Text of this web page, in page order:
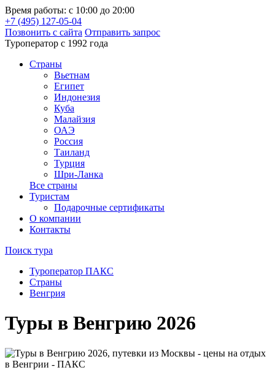
Время работы: с 10:00 до 20:00
+7 (495) 127-05-04
Позвонить с сайта Отправить запрос
Туроператор с 1992 года
Cтраны
Вьетнам
Египет
Индонезия
Куба
Малайзия
ОАЭ
Россия
Таиланд
Турция
Шри-Ланка
Все страны
Туристам
Подарочные сертификаты
О компании
Контакты
Поиск тура
Туроператор ПАКС
Cтраны
Венгрия
Туры в Венгрию 2026